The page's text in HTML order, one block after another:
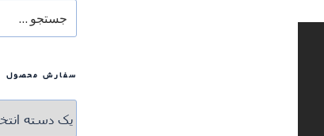
برای
سفارش محصول